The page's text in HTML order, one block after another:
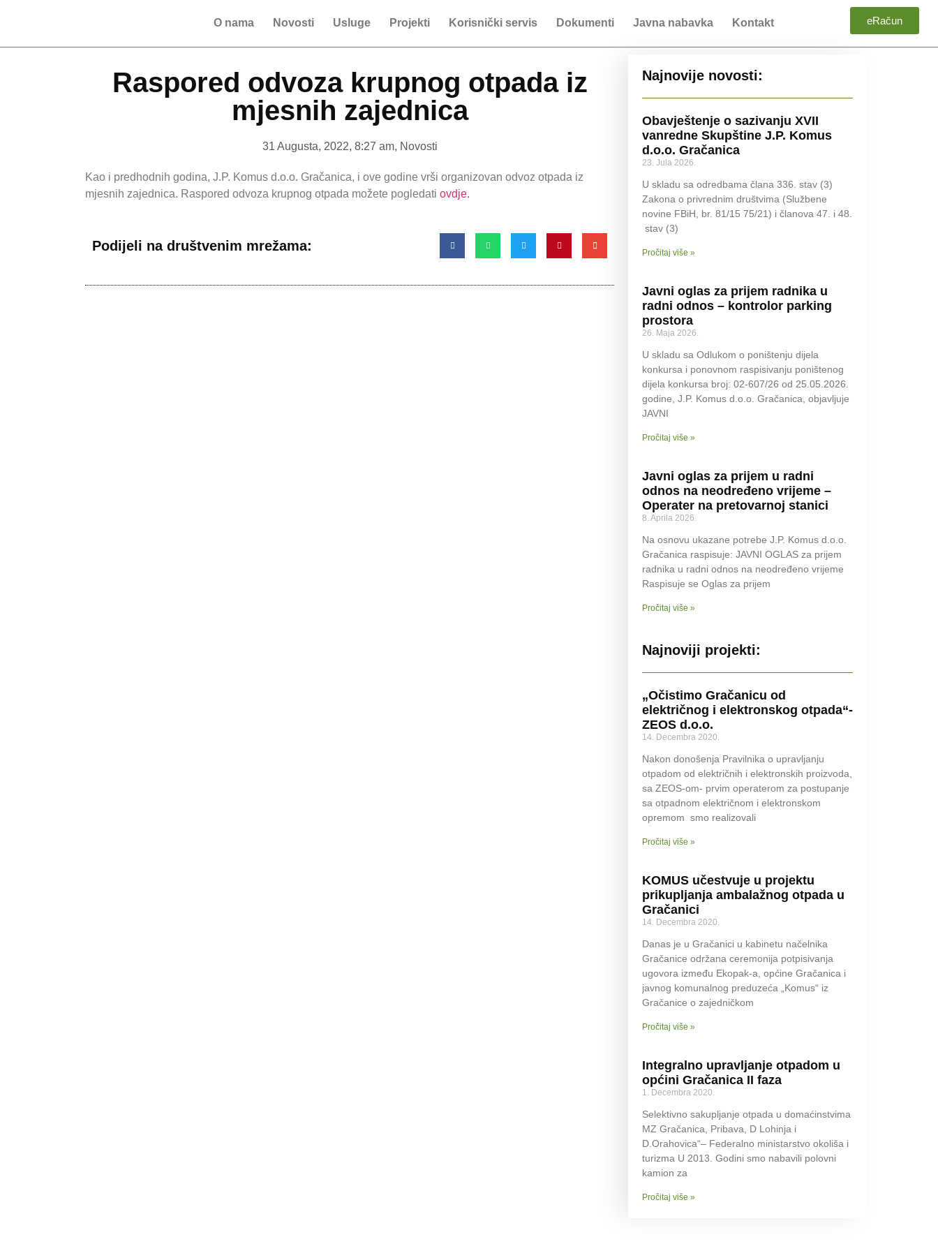
O nama Novosti Usluge Projekti Korisnički servis Dokumenti Javna nabavka Kontakt eRačun
Raspored odvoza krupnog otpada iz
mjesnih zajednica
31 Augusta, 2022, 8:27 am, Novosti
Kao i predhodnih godina, J.P. Komus d.o.o. Gračanica, i ove godine vrši organizovan odvoz otpada iz
mjesnih zajednica. Raspored odvoza krupnog otpada možete pogledati ovdje.
Podijeli na društvenim mrežama:
Najnovije novosti:
Obavještenje o sazivanju XVII
vanredne Skupštine J.P. Komus
d.o.o. Gračanica
23. Jula 2026.
U skladu sa odredbama člana 336. stav (3)
Zakona o privrednim društvima (Službene
novine FBiH, br. 81/15 75/21) i članova 47. i 48.
stav (3)
Pročitaj više »
Javni oglas za prijem radnika u
radni odnos – kontrolor parking
prostora
26. Maja 2026.
U skladu sa Odlukom o poništenju dijela
konkursa i ponovnom raspisivanju poništenog
dijela konkursa broj: 02-607/26 od 25.05.2026.
godine, J.P. Komus d.o.o. Gračanica, objavljuje
JAVNI
Pročitaj više »
Javni oglas za prijem u radni
odnos na neodređeno vrijeme –
Operater na pretovarnoj stanici
8. Aprila 2026.
Na osnovu ukazane potrebe J.P. Komus d.o.o.
Gračanica raspisuje: JAVNI OGLAS za prijem
radnika u radni odnos na neodređeno vrijeme
Raspisuje se Oglas za prijem
Pročitaj više »
Najnoviji projekti:
„Očistimo Gračanicu od
električnog i elektronskog otpada“-
ZEOS d.o.o.
14. Decembra 2020.
Nakon donošenja Pravilnika o upravljanju
otpadom od električnih i elektronskih proizvoda,
sa ZEOS-om- prvim operaterom za postupanje
sa otpadnom električnom i elektronskom
opremom smo realizovali
Pročitaj više »
KOMUS učestvuje u projektu
prikupljanja ambalažnog otpada u
Gračanici
14. Decembra 2020.
Danas je u Gračanici u kabinetu načelnika
Gračanice održana ceremonija potpisivanja
ugovora između Ekopak-a, općine Gračanica i
javnog komunalnog preduzeća „Komus“ iz
Gračanice o zajedničkom
Pročitaj više »
Integralno upravljanje otpadom u
općini Gračanica II faza
1. Decembra 2020.
Selektivno sakupljanje otpada u domaćinstvima
MZ Gračanica, Pribava, D Lohinja i
D.Orahovica“– Federalno ministarstvo okoliša i
turizma U 2013. Godini smo nabavili polovni
kamion za
Pročitaj više »